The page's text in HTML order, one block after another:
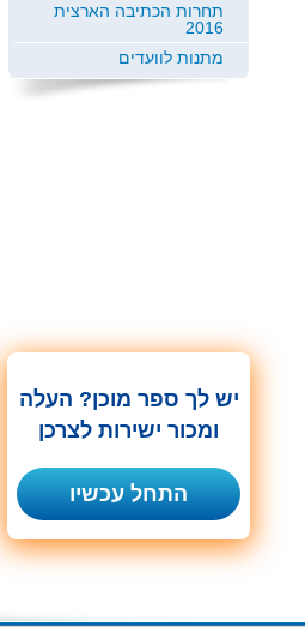
תחרות הכתיבה הארצית
2016
מתנות לוועדים
יש לך ספר מוכן? העלה
ומכור ישירות לצרכן
התחל עכשיו